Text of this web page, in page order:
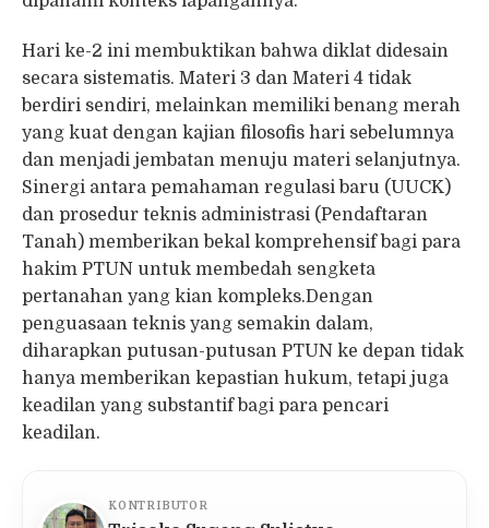
Hari ke-2 ini membuktikan bahwa diklat didesain
secara sistematis. Materi 3 dan Materi 4 tidak
berdiri sendiri, melainkan memiliki benang merah
yang kuat dengan kajian filosofis hari sebelumnya
dan menjadi jembatan menuju materi selanjutnya.
Sinergi antara pemahaman regulasi baru (UUCK)
dan prosedur teknis administrasi (Pendaftaran
Tanah) memberikan bekal komprehensif bagi para
hakim PTUN untuk membedah sengketa
pertanahan yang kian kompleks.Dengan
penguasaan teknis yang semakin dalam,
diharapkan putusan-putusan PTUN ke depan tidak
hanya memberikan kepastian hukum, tetapi juga
keadilan yang substantif bagi para pencari
keadilan.
KONTRIBUTOR